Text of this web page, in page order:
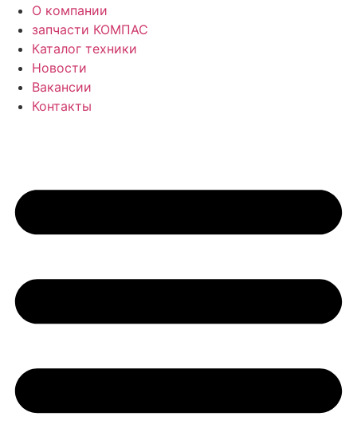
О компании
запчасти КОМПАС
Каталог техники
Новости
Вакансии
Контакты